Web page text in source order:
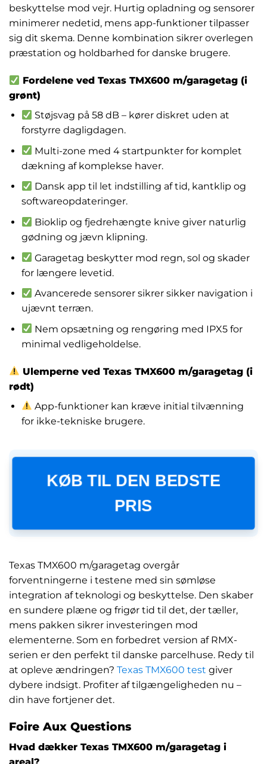
beskyttelse mod vejr. Hurtig opladning og sensorer
minimerer nedetid, mens app-funktioner tilpasser
sig dit skema. Denne kombination sikrer overlegen
præstation og holdbarhed for danske brugere.
Fordelene ved Texas TMX600 m/garagetag (i
grønt)
Støjsvag på 58 dB – kører diskret uden at
forstyrre dagligdagen.
Multi-zone med 4 startpunkter for komplet
dækning af komplekse haver.
Dansk app til let indstilling af tid, kantklip og
softwareopdateringer.
Bioklip og fjedrehængte knive giver naturlig
gødning og jævn klipning.
Garagetag beskytter mod regn, sol og skader
for længere levetid.
Avancerede sensorer sikrer sikker navigation i
ujævnt terræn.
Nem opsætning og rengøring med IPX5 for
minimal vedligeholdelse.
Ulemperne ved Texas TMX600 m/garagetag (i
rødt)
App-funktioner kan kræve initial tilvænning
for ikke-tekniske brugere.
KØB TIL DEN BEDSTE
PRIS
Texas TMX600 m/garagetag overgår
forventningerne i testene med sin sømløse
integration af teknologi og beskyttelse. Den skaber
en sundere plæne og frigør tid til det, der tæller,
mens pakken sikrer investeringen mod
elementerne. Som en forbedret version af RMX-
serien er den perfekt til danske parcelhuse. Redy til
at opleve ændringen? Texas TMX600 test giver
dybere indsigt. Profiter af tilgængeligheden nu –
din have fortjener det.
Foire Aux Questions
Hvad dækker Texas TMX600 m/garagetag i